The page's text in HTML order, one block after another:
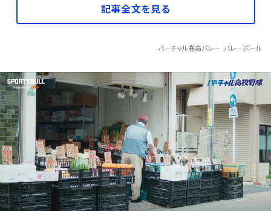
記事全文を見る
バーチャル春高バレー バレーボール